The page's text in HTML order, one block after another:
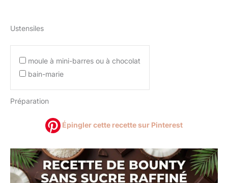
Ustensiles
moule à mini-barres ou à chocolat
bain-marie
Préparation
Épingler cette recette sur Pinterest